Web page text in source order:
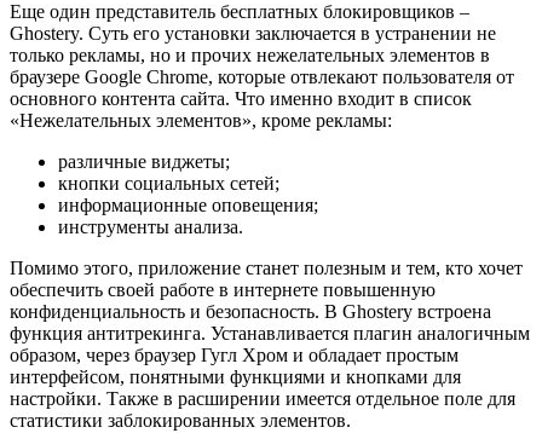
Еще один представитель бесплатных блокировщиков –
Ghostery. Суть его установки заключается в устранении не
только рекламы, но и прочих нежелательных элементов в
браузере Google Chrome, которые отвлекают пользователя от
основного контента сайта. Что именно входит в список
«Нежелательных элементов», кроме рекламы:
различные виджеты;
кнопки социальных сетей;
информационные оповещения;
инструменты анализа.
Помимо этого, приложение станет полезным и тем, кто хочет
обеспечить своей работе в интернете повышенную
конфиденциальность и безопасность. В Ghostery встроена
функция антитрекинга. Устанавливается плагин аналогичным
образом, через браузер Гугл Хром и обладает простым
интерфейсом, понятными функциями и кнопками для
настройки. Также в расширении имеется отдельное поле для
статистики заблокированных элементов.